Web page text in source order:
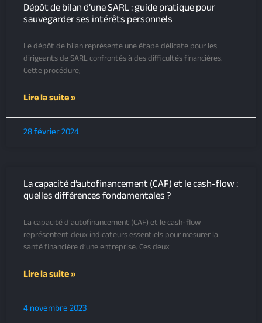
Dépôt de bilan d’une SARL : guide pratique pour
sauvegarder ses intérêts personnels
Le dépôt de bilan représente une étape délicate pour les
dirigeants de SARL confrontés à des difficultés financières.
Cette procédure,
Lire la suite »
28 février 2024
La capacité d’autofinancement (CAF) et le cash-flow :
quelles différences fondamentales ?
La capacité d’autofinancement (CAF) et le cash-flow
représentent deux indicateurs essentiels pour mesurer la
santé financière d’une entreprise. Ces deux
Lire la suite »
4 novembre 2023